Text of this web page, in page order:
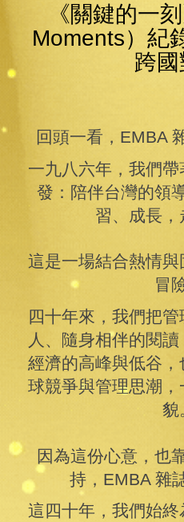
《關鍵的一
Moments）紀
跨
回頭一看，EMBA
一九八六年，我們
發：陪伴台灣的領
習、成長，
這是一場結合熱情
冒
四十年來，我們把
人、隨身相伴的閱
經濟的高峰與低谷
球競爭與管理思潮
貌
因為這份心意，也
持，EMBA 雜
這四十年，我們始